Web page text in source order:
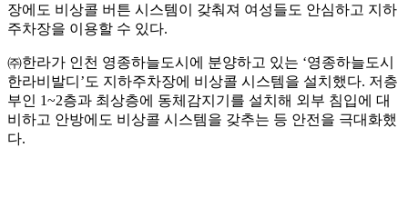
장에도 비상콜 버튼 시스템이 갖춰져 여성들도 안심하고 지하
주차장을 이용할 수 있다.
㈜한라가 인천 영종하늘도시에 분양하고 있는 ‘영종하늘도시
한라비발디’도 지하주차장에 비상콜 시스템을 설치했다. 저층
부인 1~2층과 최상층에 동체감지기를 설치해 외부 침입에 대
비하고 안방에도 비상콜 시스템을 갖추는 등 안전을 극대화했
다.